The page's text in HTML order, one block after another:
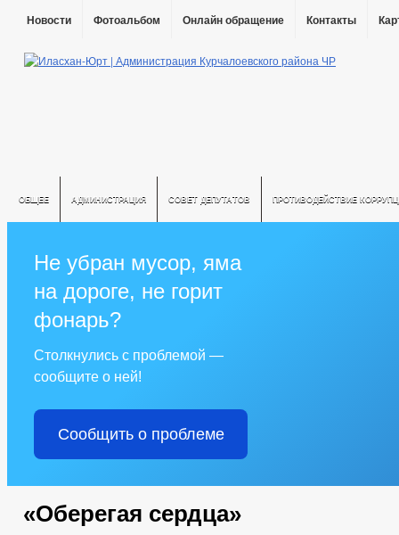
Новости Фотоальбом Онлайн обращение Контакты
ОБЩЕЕ АДМИНИСТРАЦИЯ СОВЕТ ДЕПУТАТОВ ПРОТИВОДЕЙСТВИЕ
Не убран мусор, яма
на дороге, не горит
фонарь?
Столкнулись с проблемой —
сообщите о ней!
Сообщить о проблеме
«Оберегая сердца»